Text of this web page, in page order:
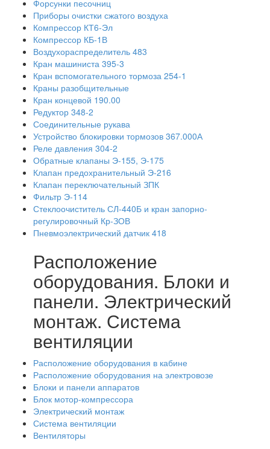
Форсунки песочниц
Приборы очистки сжатого воздуха
Компрессор КТ6-Эл
Компрессор КБ-1В
Воздухораспределитель 483
Кран машиниста 395-3
Кран вспомогательного тормоза 254-1
Краны разобщительные
Кран концевой 190.00
Редуктор 348-2
Соединительные рукава
Устройство блокировки тормозов 367.000А
Реле давления 304-2
Обратные клапаны Э-155, Э-175
Клапан предохранительный Э-216
Клапан переключательный ЗПК
Фильтр Э-114
Стеклоочиститель СЛ-440Б и кран запорно-
регулировочный Кр-ЗОВ
Пневмоэлектрический датчик 418
Расположение
оборудования. Блоки и
панели. Электрический
монтаж. Система
вентиляции
Расположение оборудования в кабине
Расположение оборудования на электровозе
Блоки и панели аппаратов
Блок мотор-компрессора
Электрический монтаж
Система вентиляции
Вентиляторы